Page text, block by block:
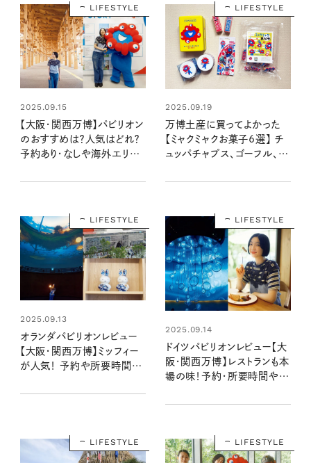
LIFESTYLE
2025.09.15
【大阪・関西万博】パビリオン
のおすすめは？人気はどれ？
予約あり・なしや海外エリア、
ど徹底解説！
LIFESTYLE
2025.09.19
万博土産に買ってよかった
【ミャクミャクお菓子6選】 チ
ュッパチャプス、ゴーフル、都
大阪・関西万博のお土産
LIFESTYLE
2025.09.13
オランダパビリオンレビュー
【大阪・関西万博】ミッフィー
が人気！ 予約や所要時間
ッズやお土産情報も
LIFESTYLE
2025.09.14
ドイツパビリオンレビュー【大
阪・関西万博】レストランも本
場の味！予約・所要時間や話
ーちゃん」とは？
LIFESTYLE LIFESTYLE